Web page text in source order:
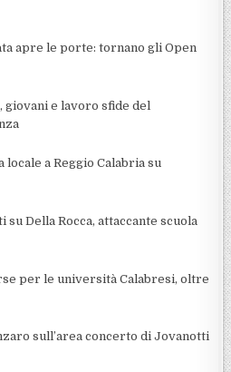
apre le porte: tornano gli Open
giovani e lavoro sfide del
a Reggio Calabria su
Della Rocca, attaccante scuola
per le università Calabresi, oltre
sull’area concerto di Jovanotti